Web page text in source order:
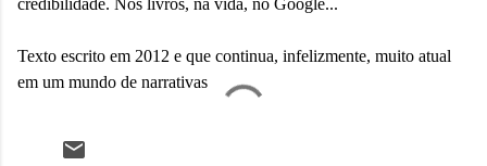
credibilidade. Nos livros, na vida, no Google...
Texto escrito em 2012 e que continua, infelizmente, muito atual
em um mundo de narrativas